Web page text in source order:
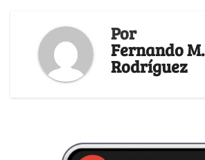
Por
Fernando M.
Rodríguez